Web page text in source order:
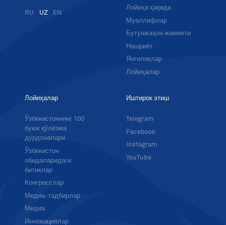
RU UZ EN
Лойиҳа ҳақида
Муаллифлар
Бутунжаҳон жамияти
Нашриёт
Янгиликлар
Лойиҳалар
Лойиҳалар
Ўзбекистоннинг 100
буюк қўлёзма
дурдоналари
Ўзбекистон
обидаларидаги
битиклар
Конгресслар
Медиа-тадбирлар
Медиа
Инновациялар
Иштирок этиш
Telegram
Facebook
Instagram
YouTube